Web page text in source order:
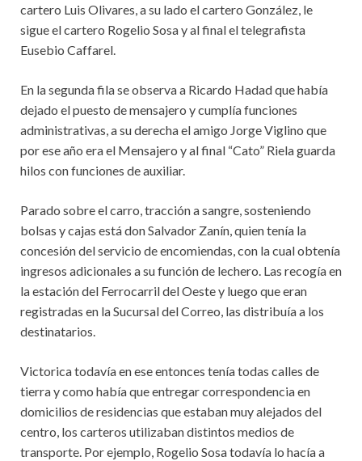
cartero Luis Olivares, a su lado el cartero González, le
sigue el cartero Rogelio Sosa y al final el telegrafista
Eusebio Caffarel.
En la segunda fila se observa a Ricardo Hadad que había
dejado el puesto de mensajero y cumplía funciones
administrativas, a su derecha el amigo Jorge Viglino que
por ese año era el Mensajero y al final “Cato” Riela guarda
hilos con funciones de auxiliar.
Parado sobre el carro, tracción a sangre, sosteniendo
bolsas y cajas está don Salvador Zanín, quien tenía la
concesión del servicio de encomiendas, con la cual obtenía
ingresos adicionales a su función de lechero. Las recogía en
la estación del Ferrocarril del Oeste y luego que eran
registradas en la Sucursal del Correo, las distribuía a los
destinatarios.
Victorica todavía en ese entonces tenía todas calles de
tierra y como había que entregar correspondencia en
domicilios de residencias que estaban muy alejados del
centro, los carteros utilizaban distintos medios de
transporte. Por ejemplo, Rogelio Sosa todavía lo hacía a